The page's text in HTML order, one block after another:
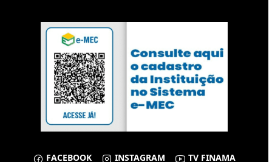
FACEBOOK INSTAGRAM TV FINAMA